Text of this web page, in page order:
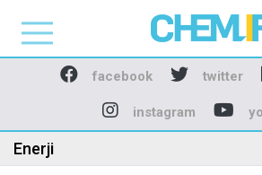
Chemlife -
facebook twitter
instagram
Enerji